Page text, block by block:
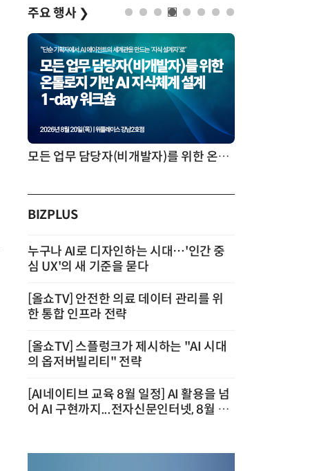
주요 행사 ❯
AI 시대의 의사결정을 바꾸는 수리최적화(Optimization): 실제 산업 적용 사례와 활용 전략
BIZPLUS
누구나 AI로 디자인하는 시대…'인간 중
심 UX'의 새 기준을 묻다
[올쇼TV] 안전한 의료 데이터 관리를 위
한 통합 인프라 전략
[올쇼TV] 스플렁크가 제시하는 "AI 시대
의 옵저버빌리티" 전략
[AI네이티브 교육 8월 일정] AI 활용을 넘
어 AI 구현까지...전자신문인터넷, 8월 실